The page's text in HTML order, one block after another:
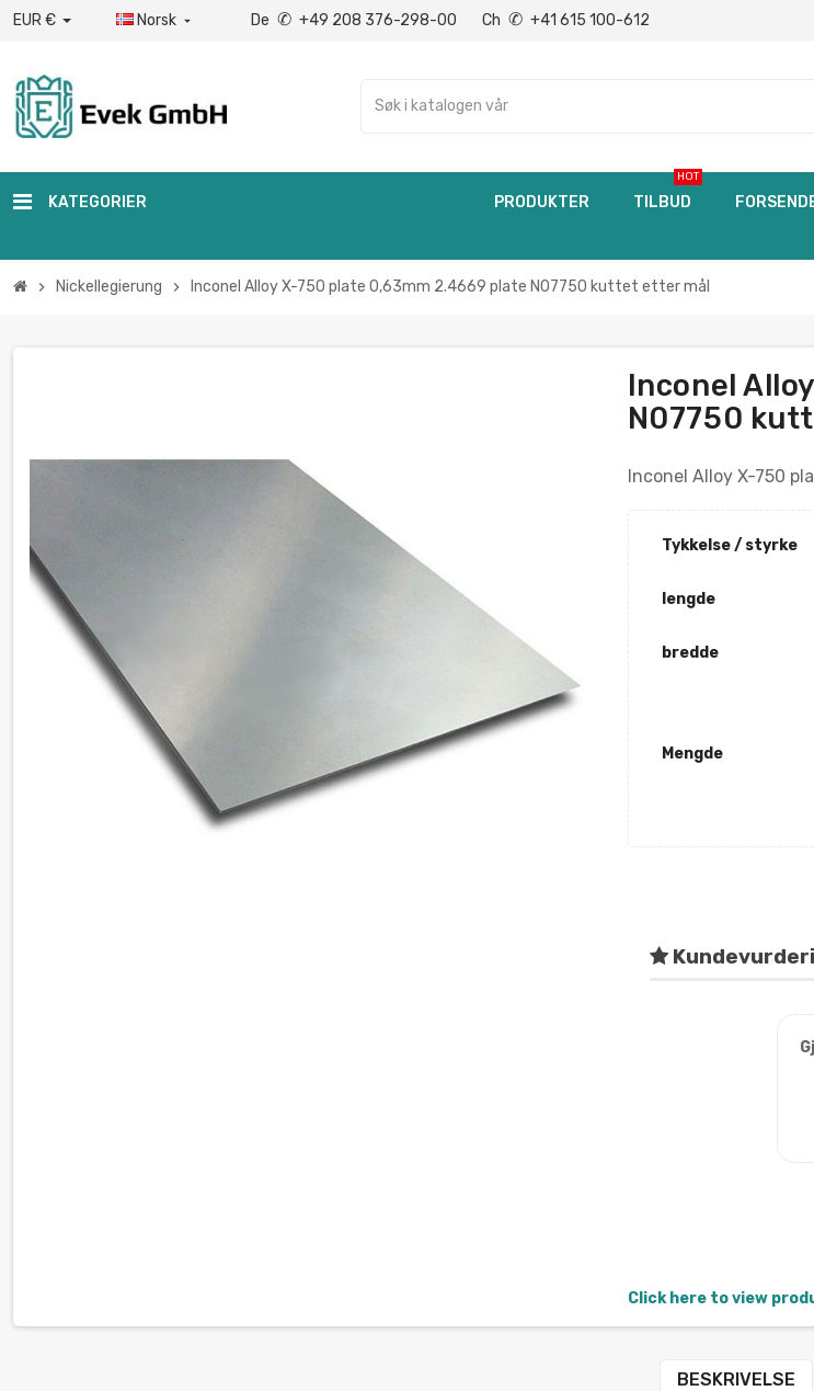
EUR € Norsk  De ✆ +49 208 376-298-00 Ch ✆ +41 615 100-612
KATEGORIER PRODUKTER TILBUD
HOT
chevron_right Nickellegierung chevron_right Inconel Alloy X-750 plate 0,63mm 2.4669 plate N07750 kuttet etter mål
Inconel
N07750
Inconel Alloy X-750
Tykkelse / styrke
lengde
bredde
Mengde
Click here to view
BESKRIVELSE